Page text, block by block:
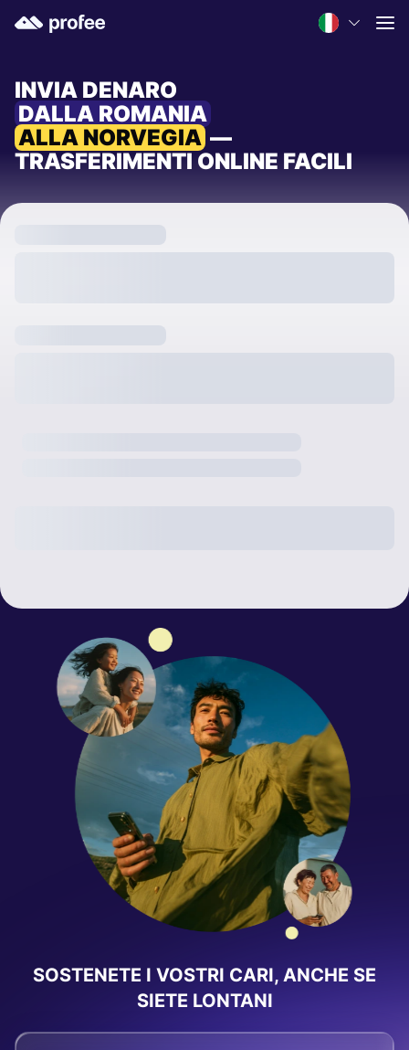
INVIA DENARO
DALLA ROMANIA
ALLA NORVEGIA —
TRASFERIMENTI ONLINE FACILI
SOSTENETE I VOSTRI CARI, ANCHE SE
SIETE LONTANI